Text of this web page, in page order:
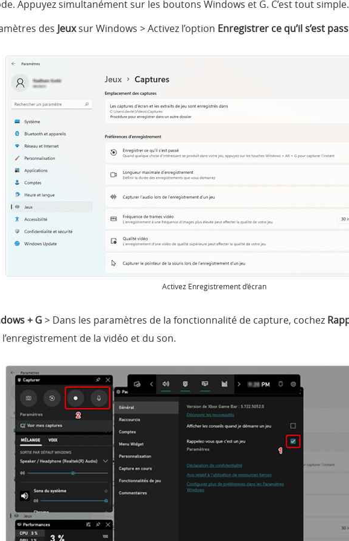
Appuyez simultanément sur les boutons Windows et G. C’est tout simple.
des Jeuxsur Windows > Activez l’option Enregistrer ce qu’il s’est
Activez Enregistrement d’écran
+ G> Dans les paramètres de la fonctionnalité de capture, cochez
de la vidéo et du son.